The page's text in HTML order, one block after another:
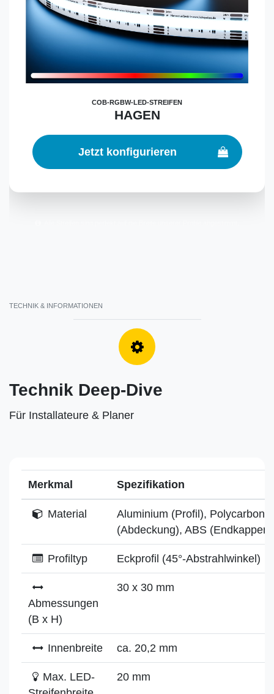
COB-RGBW-LED-STREIFEN
HAGEN
Jetzt konfigurieren
TECHNIK & INFORMATIONEN
Technik Deep-Dive
Für Installateure & Planer
Merkmal Spezifikation
Material
Aluminium (Profil), Polycarbonat
(Abdeckung), ABS (Endkappen)
Profiltyp Eckprofil (45°-Abstrahlwinkel)
Abmessungen
(B x H)
30 x 30 mm
Innenbreite ca. 20,2 mm
Max. LED-
20 mm